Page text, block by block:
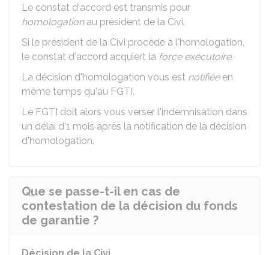
Le constat d'accord est transmis pour
homologationau président de la Civi.
Si le président de la Civi procède à l'homologation,
le constat d'accord acquiert la force exécutoire.
La décision d'homologation vous est notifiéeen
même temps qu'au FGTI.
Le FGTI doit alors vous verser l'indemnisation dans
un délai d'1 mois après la notification de la décision
d'homologation.
Que se passe-t-il en cas de
contestation de la décision du fonds
de garantie ?